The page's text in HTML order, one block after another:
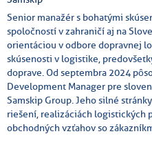
Senior manažér s bohatými
spoločností v zahraničí aj na
orientáciou v odbore dopravnej
skúsenosti v logistike,
doprave. Od septembra 2024
Development Manager pre
Samskip Group. Jeho silné
riešení, realizáciách logistických
obchodných vzťahov so